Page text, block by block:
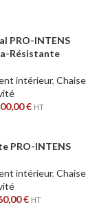
PRO-INTENS
Résistante
intérieur,Chaise
€ HT
PRO-INTENS
intérieur,Chaise
€ HT